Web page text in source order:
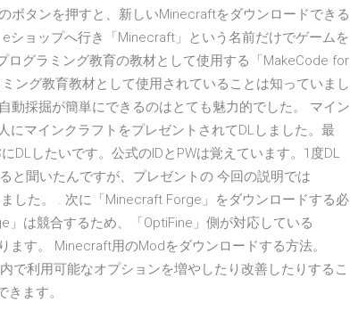
ボタンを押すと、新しいMinecraftをダウンロードできる
ショップへ行き「Minecraft」という名前だけでゲームを
グラミング教育の教材として使用する「MakeCode for
ング教育教材として使用されていることは知っていまし
動採掘が簡単にできるのはとても魅力的でした。 マイン
にマインクラフトをプレゼントされてDLしました。最
DLしたいです。公式のIDとPWは覚えています。1度DL
と聞いたんですが、プレゼントの 今回の説明では
ました。 . 次に「Minecraft Forge」をダウンロードする必
は競合するため、「OptiFine」側が対応している
ます。 Minecraft用のModをダウンロードする方法。
利用可能なオプションを増やしたり改善したりするこ
ます。